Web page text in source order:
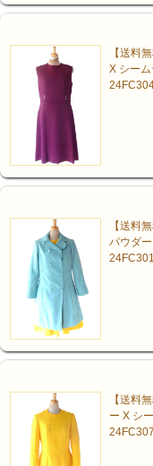
【送料
X シー
【送料
パウダ
【送料
ー X シ